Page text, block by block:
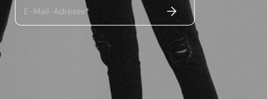
E-Mail-Adresse* ABSENDEN